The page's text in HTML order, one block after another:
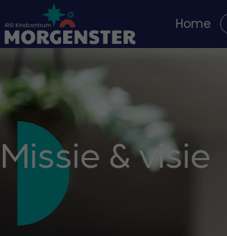
Home
Missie & visie